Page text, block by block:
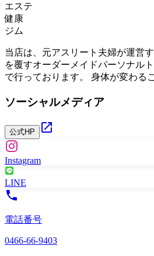
エステ
健康
ジム
当店は、元アスリート夫婦が運営
を覆すオーダーメイドパーソナル
で行っております。 身体が変わる
ソーシャルメディア
公式HP
Instagram
LINE
電話番号
0466-66-9403